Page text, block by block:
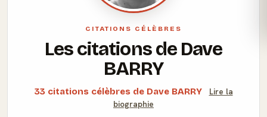
CITATIONS CÉLÈBRES
Les citations de Dave
BARRY
33 citations célèbres de Dave BARRY
Lire la
biographie